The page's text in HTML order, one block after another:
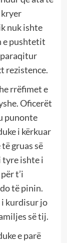
kryer
nuk ishte
e pushtetit
rezistence.
rrëfimet e
Oficerët
punonte
i kërkuar
gruas së
tyre ishte i
t’i
të pinin.
i kurdisur jo
së tij.
e parë